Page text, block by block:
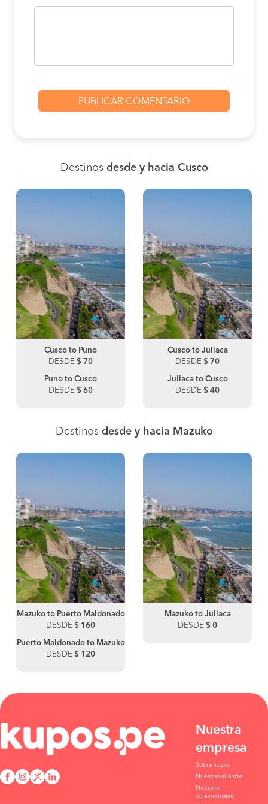
Destinos desde y hacia Cusco
Cusco to Puno
DESDE $ 70
Puno to Cusco
DESDE $ 60
Cusco to Juliaca
DESDE $ 70
Juliaca to Cusco
DESDE $ 40
Destinos desde y hacia Mazuko
Mazuko to Puerto Maldonado
DESDE $ 160
Puerto Maldonado to Mazuko
DESDE $ 120
Mazuko to Juliaca
DESDE $ 0
Nuestra
empresa
Sobre kupos
Nuestras alianzas
Nuestros
inversionistas